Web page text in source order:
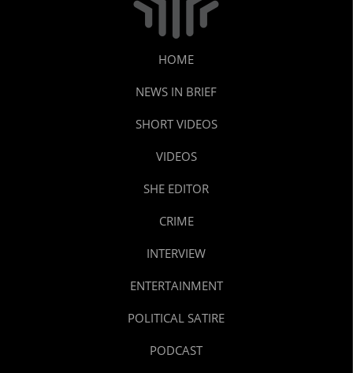
HOME
NEWS IN BRIEF
SHORT VIDEOS
VIDEOS
SHE EDITOR
CRIME
INTERVIEW
ENTERTAINMENT
POLITICAL SATIRE
PODCAST